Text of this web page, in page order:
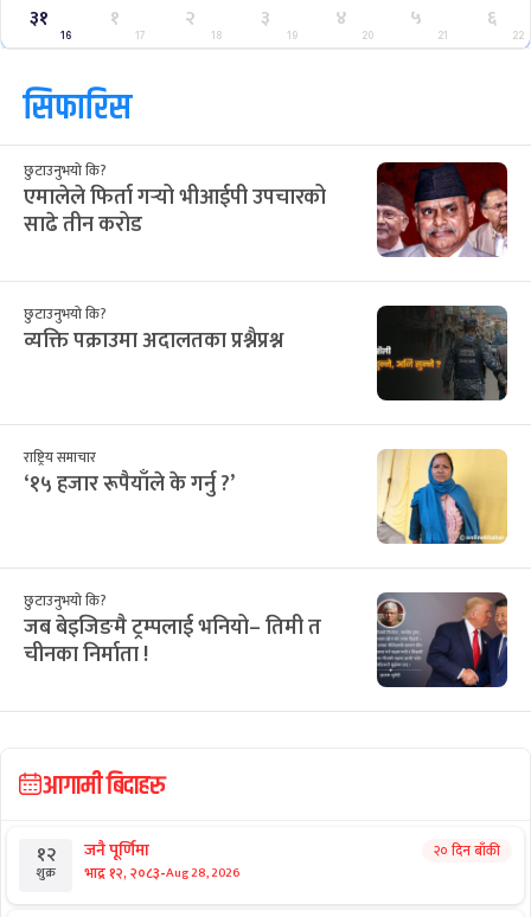
३१
16
१
17
२
18
३
19
४
20
५
21
६
22
सिफारिस
छुटाउनुभयो कि?
एमालेले फिर्ता गर्‍यो भीआईपी उपचारको
साढे तीन करोड
छुटाउनुभयो कि?
व्यक्ति पक्राउमा अदालतका प्रश्नैप्रश्न
राष्ट्रिय समाचार
‘१५ हजार रूपैयाँले के गर्नु ?’
छुटाउनुभयो कि?
जब बेइजिङमै ट्रम्पलाई भनियो– तिमी त
चीनका निर्माता !
आगामी बिदाहरु
१२
शुक्र
जनै पूर्णिमा
भाद्र १२, २०८३-Aug 28, 2026
२० दिन बाँकी